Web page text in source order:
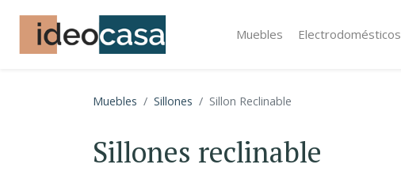
Muebles Electrodomésticos
Muebles Sillones Sillon Reclinable
Sillones reclinable